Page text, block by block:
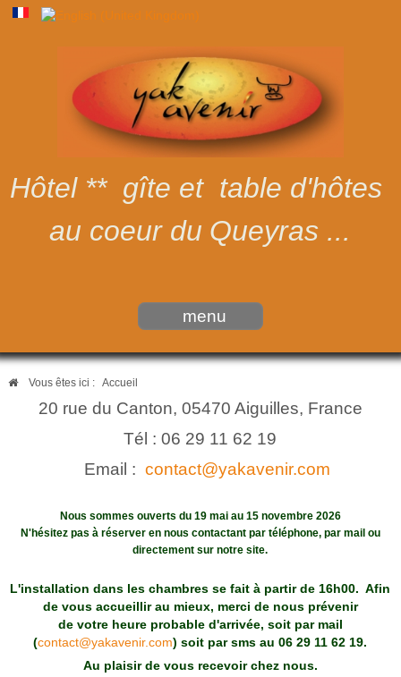
Hôtel ** gîte et table d'hôtes
au coeur du Queyras ...
menu
Vous êtes ici : Accueil
20 rue du Canton, 05470 Aiguilles, France
Tél : 06 29 11 62 19
Email : contact@yakavenir.com
Nous sommes ouverts du 19 mai au 15 novembre 2026
N'hésitez pas à réserver en nous contactant par téléphone, par mail ou
directement sur notre site.
L'installation dans les chambres se fait à partir de 16h00. Afin
de vous accueillir au mieux, merci de nous prévenir
de votre heure probable d'arrivée, soit par mail
(contact@yakavenir.com) soit par sms au 06 29 11 62 19.
Au plaisir de vous recevoir chez nous.